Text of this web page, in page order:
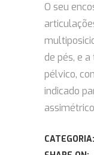
O seu
de pés, e
pélvico,
indicado
CATEGORIA: